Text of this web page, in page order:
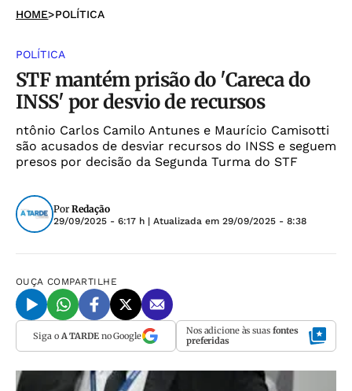
HOME>POLÍTICA
POLÍTICA
STF mantém prisão do 'Careca do
INSS' por desvio de recursos
ntônio Carlos Camilo Antunes e Maurício Camisotti
são acusados de desviar recursos do INSS e seguem
presos por decisão da Segunda Turma do STF
Por Redação
29/09/2025 - 6:17 h | Atualizada em 29/09/2025 - 8:38
OUÇA COMPARTILHE
Siga o A TARDEno Google Nos adicione às suas fontes
preferidas